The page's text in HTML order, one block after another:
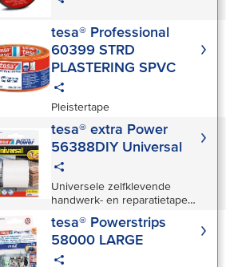
tesa® Professional
60399 STRD
PLASTERING SPVC
Pleistertape
tesa® extra Power
56388DIY Universal
Universele zelfklevende
handwerk- en reparatietape
hobbytoepassingen.
tesa® Powerstrips
58000 LARGE